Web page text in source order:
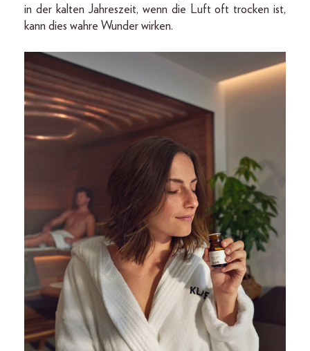
in der kalten Jahreszeit, wenn die Luft oft trocken ist,
kann dies wahre Wunder wirken.